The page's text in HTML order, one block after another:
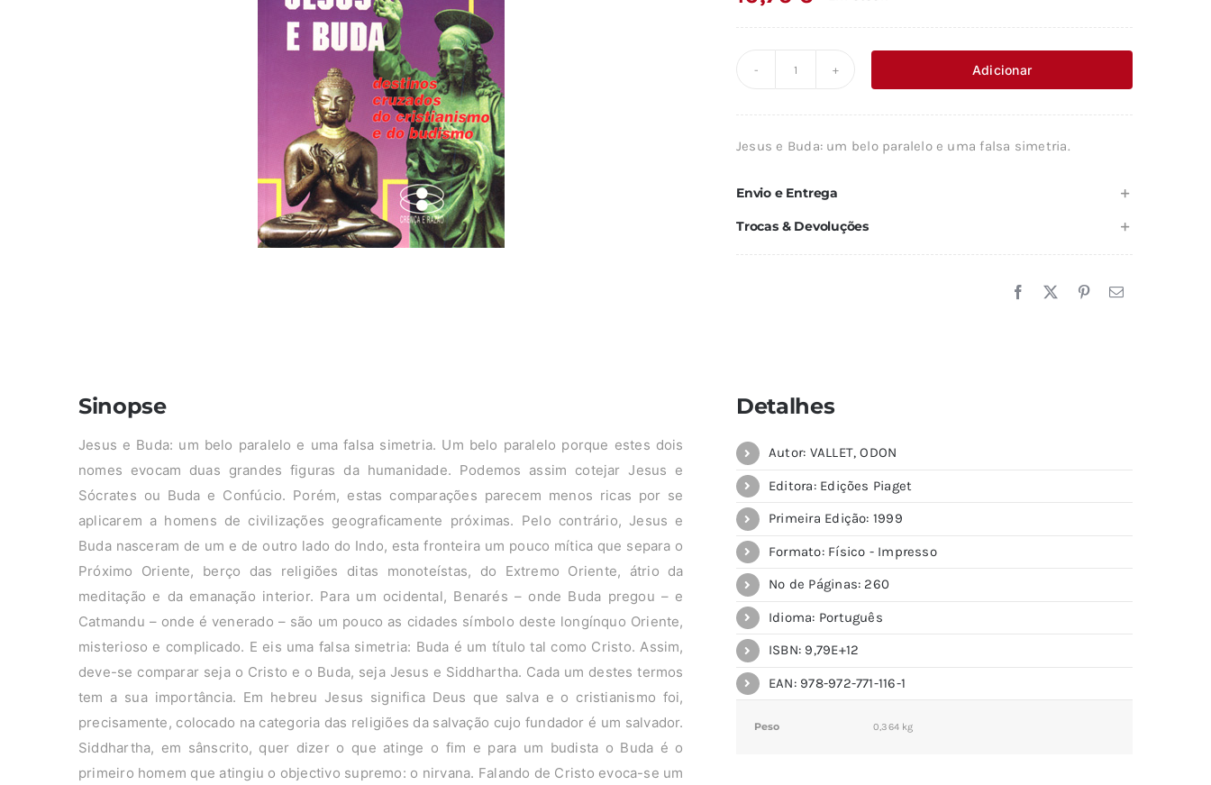
Adicionar
Jesus e Buda: um belo paralelo e uma falsa simetria.
Envio e Entrega
Trocas & Devoluções
Sinopse
Jesus e Buda: um belo paralelo e uma falsa simetria. Um belo paralelo porque estes dois
nomes evocam duas grandes figuras da humanidade. Podemos assim cotejar Jesus e
Sócrates ou Buda e Confúcio. Porém, estas comparações parecem menos ricas por se
aplicarem a homens de civilizações geograficamente próximas. Pelo contrário, Jesus e
Buda nasceram de um e de outro lado do Indo, esta fronteira um pouco mítica que separa o
Próximo Oriente, berço das religiões ditas monoteístas, do Extremo Oriente, átrio da
meditação e da emanação interior. Para um ocidental, Benarés – onde Buda pregou – e
Catmandu – onde é venerado – são um pouco as cidades símbolo deste longínquo Oriente,
misterioso e complicado. E eis uma falsa simetria: Buda é um título tal como Cristo. Assim,
deve-se comparar seja o Cristo e o Buda, seja Jesus e Siddhartha. Cada um destes termos
tem a sua importância. Em hebreu Jesus significa Deus que salva e o cristianismo foi,
precisamente, colocado na categoria das religiões da salvação cujo fundador é um salvador.
Siddhartha, em sânscrito, quer dizer o que atinge o fim e para um budista o Buda é o
primeiro homem que atingiu o objectivo supremo: o nirvana. Falando de Cristo evoca-se um
Detalhes
Autor: VALLET, ODON
Editora: Edições Piaget
Primeira Edição: 1999
Formato: Físico - Impresso
Nº de Páginas: 260
Idioma: Português
ISBN: 9,79E+12
EAN: 978-972-771-116-1
Peso 0,364 kg